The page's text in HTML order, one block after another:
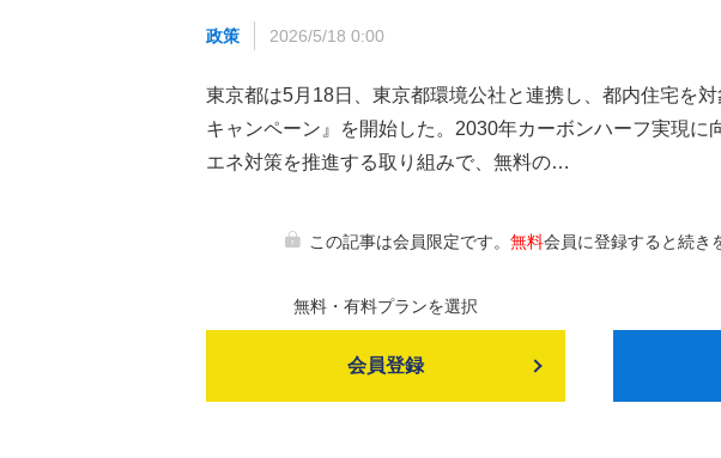
政策 2026/5/18 0:00
東京都は5月18日、東京都環境公社と連携し、都内住宅を
キャンペーン』を開始した。2030年カーボンハーフ実現に
エネ対策を推進する取り組みで、無料の…
この記事は会員限定です。 無料会員に登録すると続き
無料・有料プランを選択
会員登録